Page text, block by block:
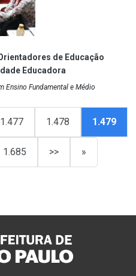
de Educação
Educadora
Fundamental e Médio
1.477 1.478 1.479
1.685 >> »